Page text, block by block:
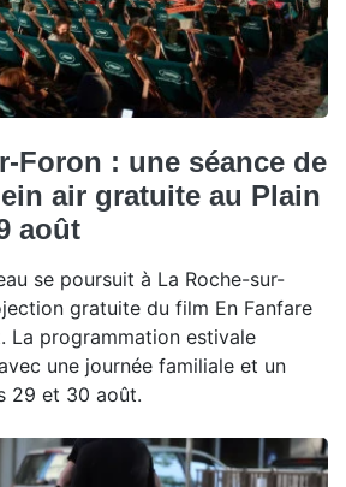
Foron : une séance de
air gratuite au Plain
août
se poursuit à La Roche-sur-
gratuite du film En Fanfare
La programmation estivale
une journée familiale et un
29 et 30 août.